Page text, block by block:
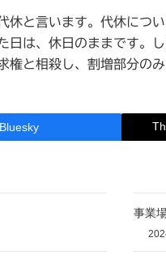
と言います。代休につい
は、休日のままです。
と相殺し、割増部分の
Bluesky
事業